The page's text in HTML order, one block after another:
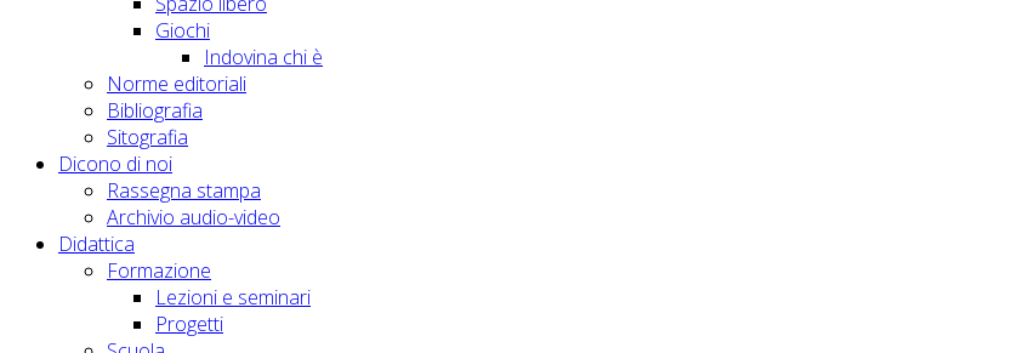
Giochi
Indovina chi è
Norme editoriali
Bibliografia
Sitografia
Dicono di noi
Rassegna stampa
Archivio audio-video
Didattica
Formazione
Lezioni e seminari
Progetti